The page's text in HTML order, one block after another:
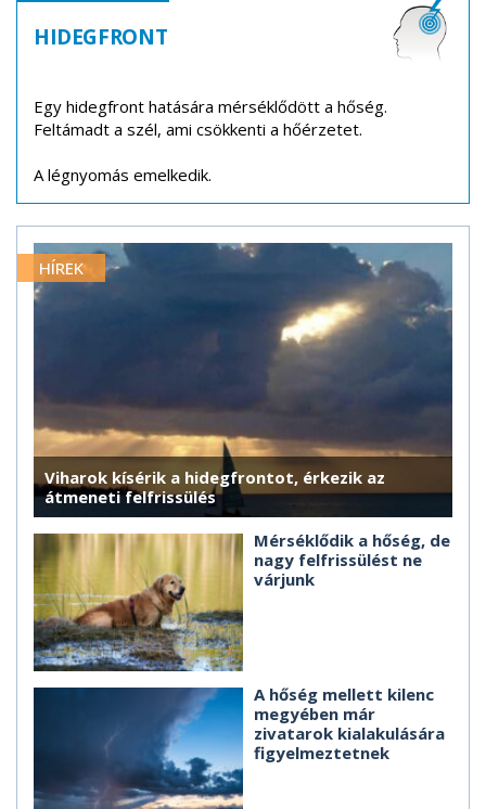
HIDEGFRONT
Egy hidegfront hatására mérséklődött a hőség.
Feltámadt a szél, ami csökkenti a hőérzetet.
A légnyomás emelkedik.
HÍREK
Viharok kísérik a hidegfrontot, érkezik az
átmeneti felfrissülés
Mérséklődik a hőség, de
nagy felfrissülést ne
várjunk
A hőség mellett kilenc
megyében már
zivatarok kialakulására
figyelmeztetnek